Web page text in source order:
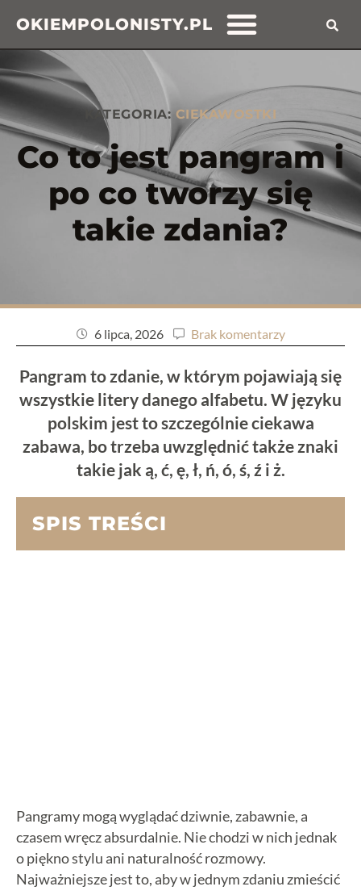
OKIEMPOLONISTY.PL
KATEGORIA: CIEKAWOSTKI
Co to jest pangram i
po co tworzy się
takie zdania?
6 lipca, 2026 Brak komentarzy
Pangram to zdanie, w którym pojawiają się
wszystkie litery danego alfabetu. W języku
polskim jest to szczególnie ciekawa
zabawa, bo trzeba uwzględnić także znaki
takie jak ą, ć, ę, ł, ń, ó, ś, ź i ż.
SPIS TREŚCI
Pangramy mogą wyglądać dziwnie, zabawnie, a
czasem wręcz absurdalnie. Nie chodzi w nich jednak
o piękno stylu ani naturalność rozmowy.
Najważniejsze jest to, aby w jednym zdaniu zmieścić